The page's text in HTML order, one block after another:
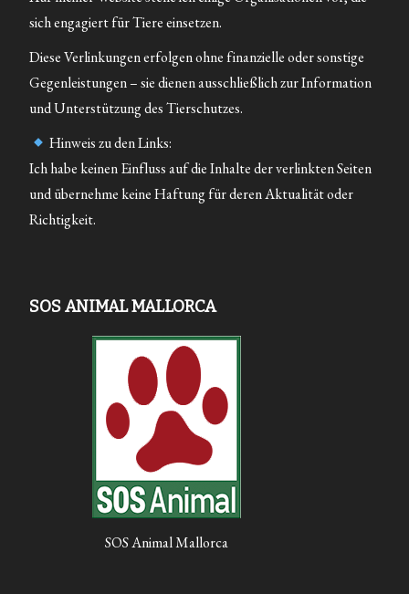
sich engagiert für Tiere einsetzen.
Diese Verlinkungen erfolgen ohne finanzielle oder sonstige
Gegenleistungen – sie dienen ausschließlich zur Information
und Unterstützung des Tierschutzes.
Hinweis zu den Links:
Ich habe keinen Einfluss auf die Inhalte der verlinkten Seiten
und übernehme keine Haftung für deren Aktualität oder
Richtigkeit.
SOS ANIMAL MALLORCA
SOS Animal Mallorca